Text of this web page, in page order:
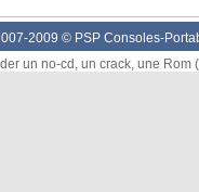
2009 © PSP Consoles-
un no-cd, un crack, une